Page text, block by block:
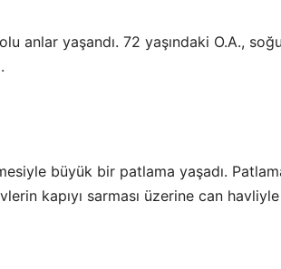
anlar yaşandı. 72 yaşındaki O.A.,
büyük bir patlama yaşadı.
kapıyı sarması üzerine can